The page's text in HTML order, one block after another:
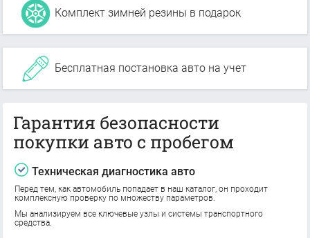
Комплект зимней резины в подарок
Бесплатная постановка авто на учет
Гарантия безопасности
покупки авто с пробегом
Техническая диагностика авто
Перед тем, как автомобиль попадает в наш каталог, он проходит
комплексную проверку по множеству параметров.
Мы анализируем все ключевые узлы и системы транспортного
средства.